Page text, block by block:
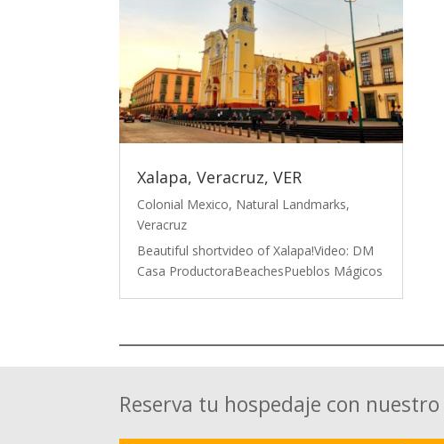
Xalapa, Veracruz, VER
Colonial Mexico, Natural Landmarks,
Veracruz
Beautiful shortvideo of Xalapa!Video: DM
Casa ProductoraBeachesPueblos Mágicos
Reserva tu hospedaje con